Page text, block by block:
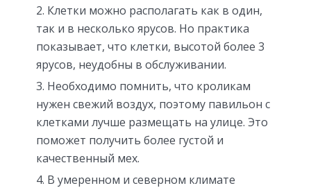
Клетки можно располагать как в один,
так и в несколько ярусов. Но практика
показывает, что клетки, высотой более 3
ярусов, неудобны в обслуживании.
Необходимо помнить, что кроликам
нужен свежий воздух, поэтому павильон с
клетками лучше размещать на улице. Это
поможет получить более густой и
качественный мех.
В умеренном и северном климате